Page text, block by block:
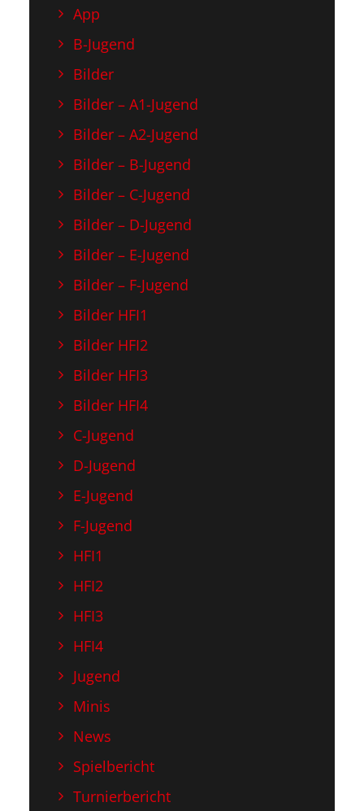
App
B-Jugend
Bilder
Bilder – A1-Jugend
Bilder – A2-Jugend
Bilder – B-Jugend
Bilder – C-Jugend
Bilder – D-Jugend
Bilder – E-Jugend
Bilder – F-Jugend
Bilder HFI1
Bilder HFI2
Bilder HFI3
Bilder HFI4
C-Jugend
D-Jugend
E-Jugend
F-Jugend
HFI1
HFI2
HFI3
HFI4
Jugend
Minis
News
Spielbericht
Turnierbericht